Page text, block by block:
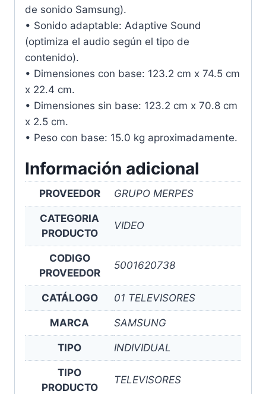
de sonido Samsung).
• Sonido adaptable: Adaptive Sound
(optimiza el audio según el tipo de
contenido).
• Dimensiones con base: 123.2 cm x 74.5 cm
x 22.4 cm.
• Dimensiones sin base: 123.2 cm x 70.8 cm
x 2.5 cm.
• Peso con base: 15.0 kg aproximadamente.
Información adicional
PROVEEDOR GRUPO MERPES
CATEGORIA
PRODUCTO
VIDEO
CODIGO
PROVEEDOR
5001620738
CATÁLOGO 01 TELEVISORES
MARCA SAMSUNG
TIPO INDIVIDUAL
TIPO
PRODUCTO
TELEVISORES